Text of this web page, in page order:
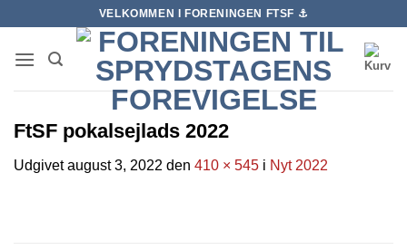
indhold
VELKOMMEN I FORENINGEN FTSF ⚓️
FtSF pokalsejlads 2022
Udgivetaugust 3, 2022 den 410 × 545 i Nyt 2022